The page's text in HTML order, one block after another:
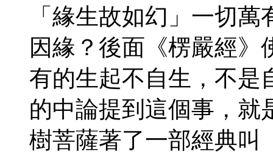
「緣生故如幻」一切
因緣？後面《楞嚴經
有的生起不自生，不是
的中論提到這個事，就
樹菩薩著了一部經典叫